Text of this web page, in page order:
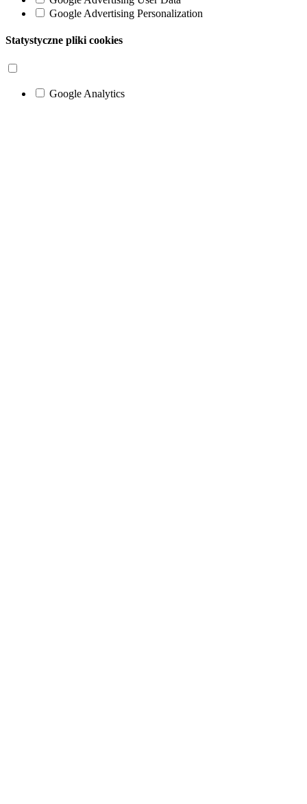
Google Advertising Personalization
Statystyczne pliki cookies
Google Analytics